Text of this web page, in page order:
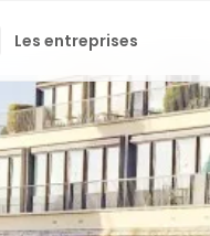
Les entreprises